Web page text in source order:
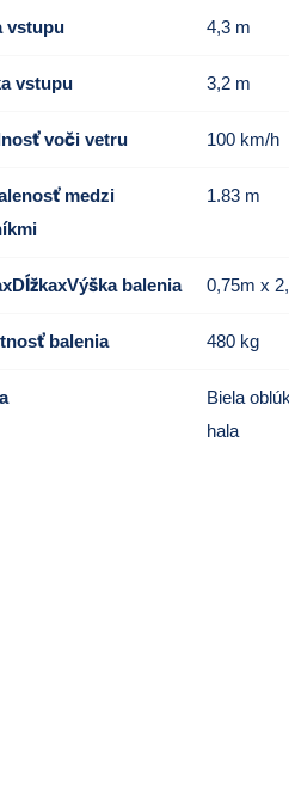
vstupu 4,3 m
vstupu 3,2 m
voči vetru 100 km/h
medzi
1.83 m
balenia 0,75m x
balenia 480 kg
Biela
hala